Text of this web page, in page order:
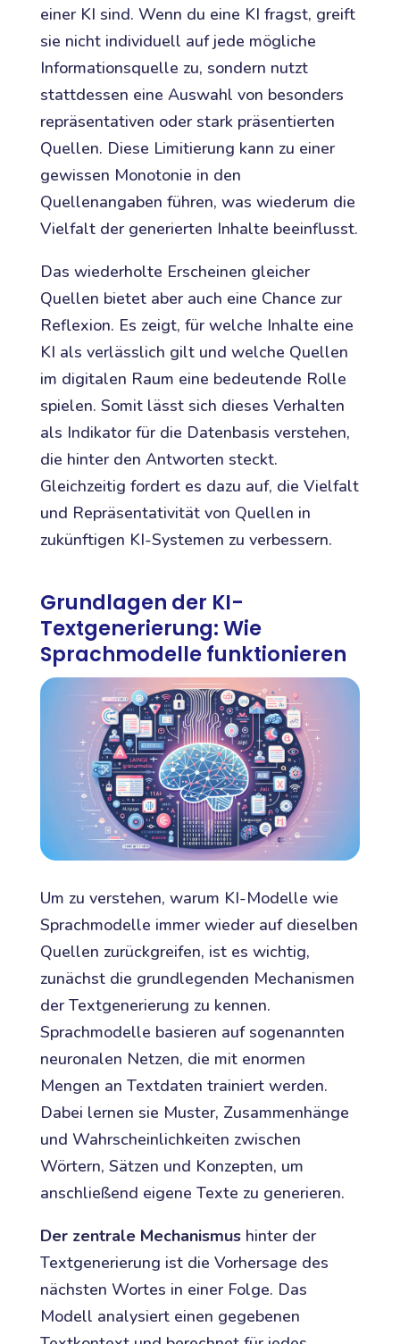
einer KI sind. Wenn du eine KI fragst, greift
sie nicht individuell auf jede mögliche
Informationsquelle zu, sondern nutzt
stattdessen eine Auswahl von besonders
repräsentativen oder stark präsentierten
Quellen. Diese Limitierung kann zu einer
gewissen Monotonie in den
Quellenangaben führen, was wiederum die
Vielfalt der generierten Inhalte beeinflusst.
Das wiederholte Erscheinen gleicher
Quellen bietet aber auch eine Chance zur
Reflexion. Es zeigt, für welche Inhalte eine
KI als verlässlich gilt und welche Quellen
im digitalen Raum eine bedeutende Rolle
spielen. Somit lässt sich dieses Verhalten
als Indikator für die Datenbasis verstehen,
die hinter den Antworten steckt.
Gleichzeitig fordert es dazu auf, die Vielfalt
und Repräsentativität von Quellen in
zukünftigen KI-Systemen zu verbessern.
Grundlagen der KI-
Textgenerierung: Wie
Sprachmodelle funktionieren
Um zu verstehen, warum KI-Modelle wie
Sprachmodelle immer wieder auf dieselben
Quellen zurückgreifen, ist es wichtig,
zunächst die grundlegenden Mechanismen
der Textgenerierung zu kennen.
Sprachmodelle basieren auf sogenannten
neuronalen Netzen, die mit enormen
Mengen an Textdaten trainiert werden.
Dabei lernen sie Muster, Zusammenhänge
und Wahrscheinlichkeiten zwischen
Wörtern, Sätzen und Konzepten, um
anschließend eigene Texte zu generieren.
Der zentrale Mechanismushinter der
Textgenerierung ist die Vorhersage des
nächsten Wortes in einer Folge. Das
Modell analysiert einen gegebenen